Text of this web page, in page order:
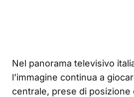
Nel panorama televisivo
l’immagine continua a
centrale, prese di posizione